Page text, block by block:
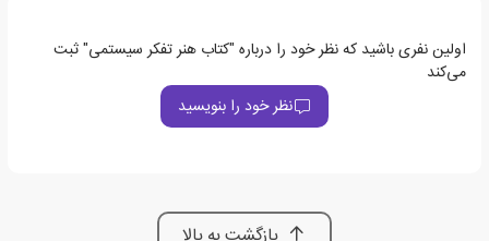
اولین نفری باشید که نظر خود را درباره "کتاب هنر تفکر سیستمی" ثبت
می‌کند
نظر خود را بنویسید